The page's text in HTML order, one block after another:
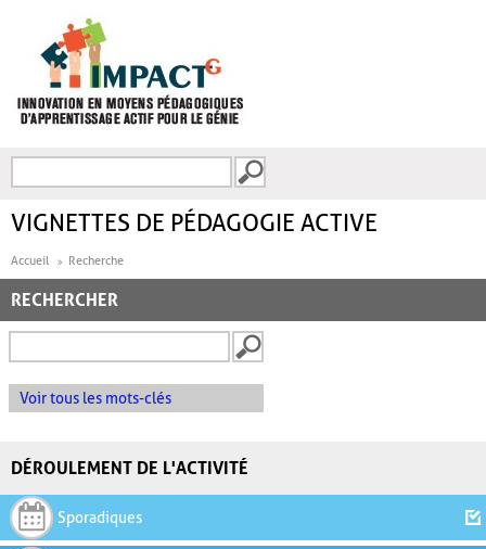
FORMULAIRE DE
VIGNETTES DE PÉDAGOGIE ACTIVE
Accueil Recherche
RECHERCHER
Voir tous les mots-clés
DÉROULEMENT DE L'ACTIVITÉ
Sporadiques